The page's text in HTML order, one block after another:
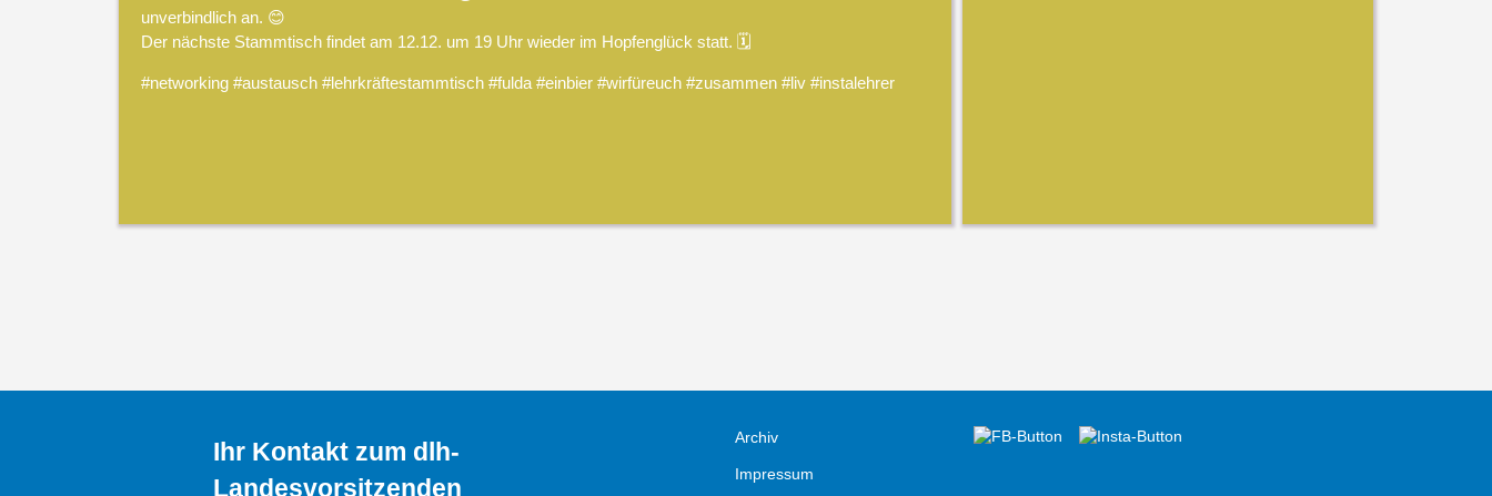
unverbindlich an. 😊
Der nächste Stammtisch findet am 12.12. um 19 Uhr wieder im Hopfenglück statt. 🗓️
#networking #austausch #lehrkräftestammtisch #fulda #einbier #wirfüreuch #zusammen #liv #instalehrer
Ihr Kontakt zum dlh-
Landesvorsitzenden
Archiv
Impressum